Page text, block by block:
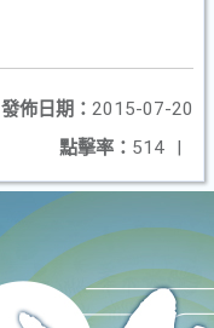
發佈日期： 2015-07-20
點擊率： 514 |